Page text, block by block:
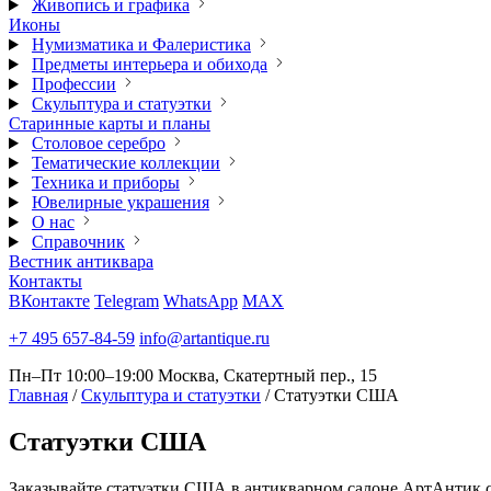
Живопись и графика
Иконы
Нумизматика и Фалеристика
Предметы интерьера и обихода
Профессии
Скульптура и статуэтки
Старинные карты и планы
Столовое серебро
Тематические коллекции
Техника и приборы
Ювелирные украшения
О нас
Справочник
Вестник антиквара
Контакты
ВКонтакте Telegram WhatsApp MAX
+7 495 657-84-59 info@artantique.ru
Пн–Пт 10:00–19:00 Москва, Скатертный пер., 15
Главная / Скульптура и статуэтки / Статуэтки США
Статуэтки США